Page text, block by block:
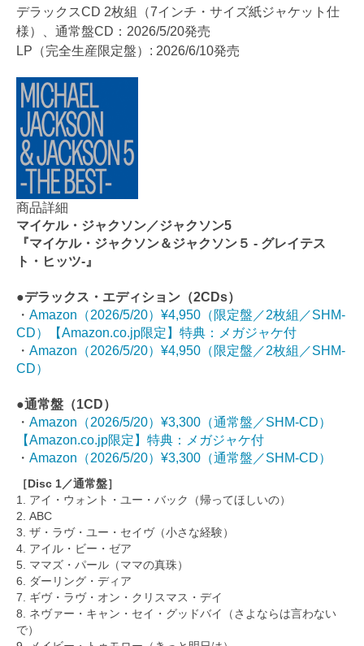
デラックスCD 2枚組（7インチ・サイズ紙ジャケット仕
様）、通常盤CD：2026/5/20発売
LP（完全生産限定盤）: 2026/6/10発売
商品詳細
マイケル・ジャクソン／ジャクソン5
『マイケル・ジャクソン＆ジャクソン５ - グレイテス
ト・ヒッツ-』
●デラックス・エディション（2CDs）
・ Amazon（2026/5/20）¥4,950（限定盤／2枚組／SHM-
CD）【Amazon.co.jp限定】特典：メガジャケ付
・ Amazon（2026/5/20）¥4,950（限定盤／2枚組／SHM-
CD）
●通常盤（1CD）
・ Amazon（2026/5/20）¥3,300（通常盤／SHM-CD）
【Amazon.co.jp限定】特典：メガジャケ付
・ Amazon（2026/5/20）¥3,300（通常盤／SHM-CD）
［Disc 1／通常盤］
1. アイ・ウォント・ユー・バック（帰ってほしいの）
2. ABC
3. ザ・ラヴ・ユー・セイヴ（小さな経験）
4. アイル・ビー・ゼア
5. ママズ・パール（ママの真珠）
6. ダーリング・ディア
7. ギヴ・ラヴ・オン・クリスマス・デイ
8. ネヴァー・キャン・セイ・グッドバイ（さよならは言わない
で）